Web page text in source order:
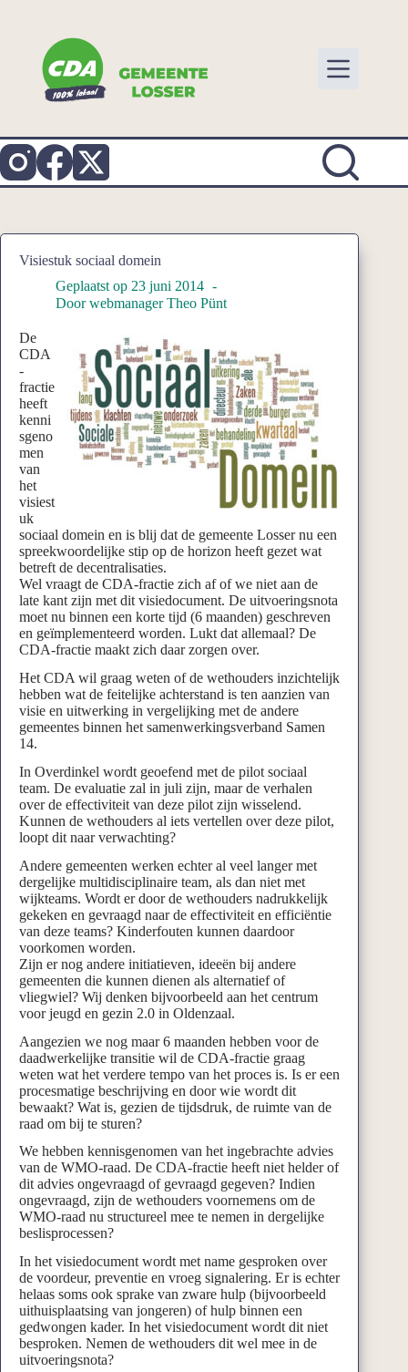
Visiestuk sociaal domein
Geplaatst op 23 juni 2014
Door webmanager Theo Pünt
De
CDA
-
fractie
heeft
kenni
sgeno
men
van
het
visiest
uk
sociaal domein en is blij dat de gemeente Losser nu een
spreekwoordelijke stip op de horizon heeft gezet wat
betreft de decentralisaties.
Wel vraagt de CDA-fractie zich af of we niet aan de
late kant zijn met dit visiedocument. De uitvoeringsnota
moet nu binnen een korte tijd (6 maanden) geschreven
en geïmplementeerd worden. Lukt dat allemaal? De
CDA-fractie maakt zich daar zorgen over.
Het CDA wil graag weten of de wethouders inzichtelijk
hebben wat de feitelijke achterstand is ten aanzien van
visie en uitwerking in vergelijking met de andere
gemeentes binnen het samenwerkingsverband Samen
14.
In Overdinkel wordt geoefend met de pilot sociaal
team. De evaluatie zal in juli zijn, maar de verhalen
over de effectiviteit van deze pilot zijn wisselend.
Kunnen de wethouders al iets vertellen over deze pilot,
loopt dit naar verwachting?
Andere gemeenten werken echter al veel langer met
dergelijke multidisciplinaire team, als dan niet met
wijkteams. Wordt er door de wethouders nadrukkelijk
gekeken en gevraagd naar de effectiviteit en efficiëntie
van deze teams? Kinderfouten kunnen daardoor
voorkomen worden.
Zijn er nog andere initiatieven, ideeën bij andere
gemeenten die kunnen dienen als alternatief of
vliegwiel? Wij denken bijvoorbeeld aan het centrum
voor jeugd en gezin 2.0 in Oldenzaal.
Aangezien we nog maar 6 maanden hebben voor de
daadwerkelijke transitie wil de CDA-fractie graag
weten wat het verdere tempo van het proces is. Is er een
procesmatige beschrijving en door wie wordt dit
bewaakt? Wat is, gezien de tijdsdruk, de ruimte van de
raad om bij te sturen?
We hebben kennisgenomen van het ingebrachte advies
van de WMO-raad. De CDA-fractie heeft niet helder of
dit advies ongevraagd of gevraagd gegeven? Indien
ongevraagd, zijn de wethouders voornemens om de
WMO-raad nu structureel mee te nemen in dergelijke
beslisprocessen?
In het visiedocument wordt met name gesproken over
de voordeur, preventie en vroeg signalering. Er is echter
helaas soms ook sprake van zware hulp (bijvoorbeeld
uithuisplaatsing van jongeren) of hulp binnen een
gedwongen kader. In het visiedocument wordt dit niet
besproken. Nemen de wethouders dit wel mee in de
uitvoeringsnota?